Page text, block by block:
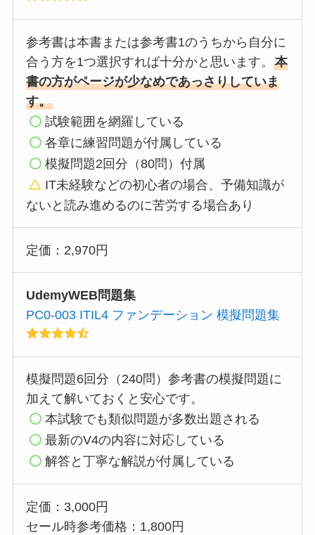
参考書は本書または参考書1のうちから自分に
合う方を1つ選択すれば十分かと思います。 本
書の方がページが少なめであっさりしていま
す。
試験範囲を網羅している
各章に練習問題が付属している
模擬問題2回分（80問）付属
IT未経験などの初心者の場合、予備知識が
ないと読み進めるのに苦労する場合あり
定価：2,970円
UdemyWEB問題集
PC0-003 ITIL4 ファンデーション 模擬問題集
模擬問題6回分（240問）参考書の模擬問題に
加えて解いておくと安心です。
本試験でも類似問題が多数出題される
最新のV4の内容に対応している
解答と丁寧な解説が付属している
定価：3,000円
セール時参考価格：1,800円